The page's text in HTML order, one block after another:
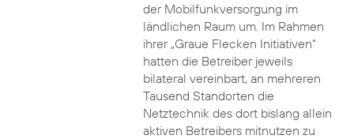
der Mobilfunkversorgung im
ländlichen Raum um. Im Rahmen
ihrer „Graue Flecken Initiativen“
hatten die Betreiber jeweils
bilateral vereinbart, an mehreren
Tausend Standorten die
Netztechnik des dort bislang allein
aktiven Betreibers mitnutzen zu